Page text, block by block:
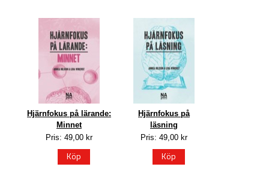
Hjärnfokus på lärande:
Minnet
Pris: 49,00 kr
Köp
Hjärnfokus på
läsning
Pris: 49,00 kr
Köp